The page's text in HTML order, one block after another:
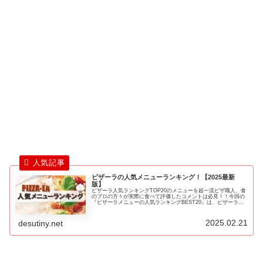
ピザーラの人気メニューランキング！【2025最新
版】
ピザーラ人気ランキングTOP20のメニューを超一流ピザ職人、食
のプロの方々が実際に食べて評価したコメントは必見！！今回の
『ピザーラメニューの人気ランキングBEST20』は、ピザーラの
desutiny.net 2025.02.21